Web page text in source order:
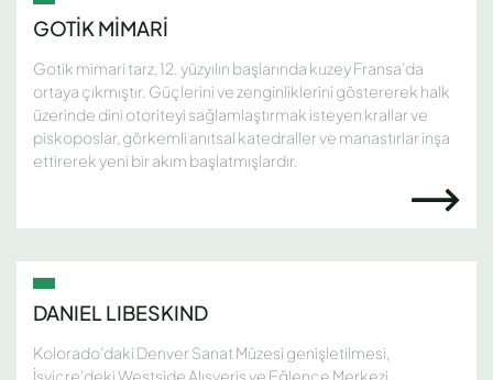
GOTİK MİMARİ
Gotik mimari tarz, 12. yüzyılın başlarında kuzey Fransa’da
ortaya çıkmıştır. Güçlerini ve zenginliklerini göstererek halk
üzerinde dini otoriteyi sağlamlaştırmak isteyen krallar ve
piskoposlar, görkemli anıtsal katedraller ve manastırlar inşa
ettirerek yeni bir akım başlatmışlardır.
DANIEL LIBESKIND
Kolorado’daki Denver Sanat Müzesi genişletilmesi,
İsviçre’deki Westside Alışveriş ve Eğlence Merkezi,